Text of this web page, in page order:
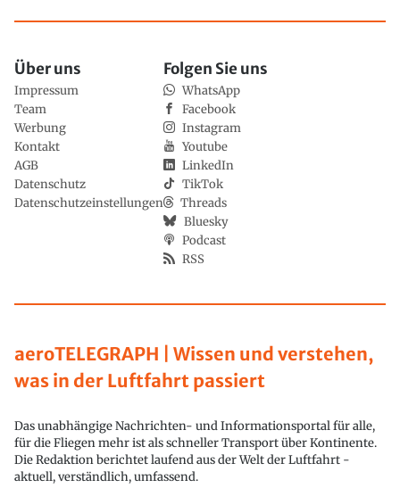
aeroTELEGRAPH | Wissen und verstehen,
was in der Luftfahrt passiert
Das unabhängige Nachrichten- und Informationsportal für alle,
für die Fliegen mehr ist als schneller Transport über Kontinente.
Die Redaktion berichtet laufend aus der Welt der Luftfahrt -
aktuell, verständlich, umfassend.
Über uns
Impressum
Team
Werbung
Kontakt
AGB
Datenschutz
Datenschutzeinstellungen
Folgen Sie uns
WhatsApp
Facebook
Instagram
Youtube
LinkedIn
TikTok
Threads
Bluesky
Podcast
RSS